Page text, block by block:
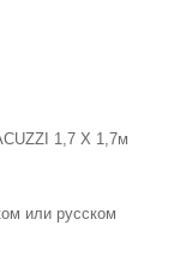
1,7 X 1,7м
или русском